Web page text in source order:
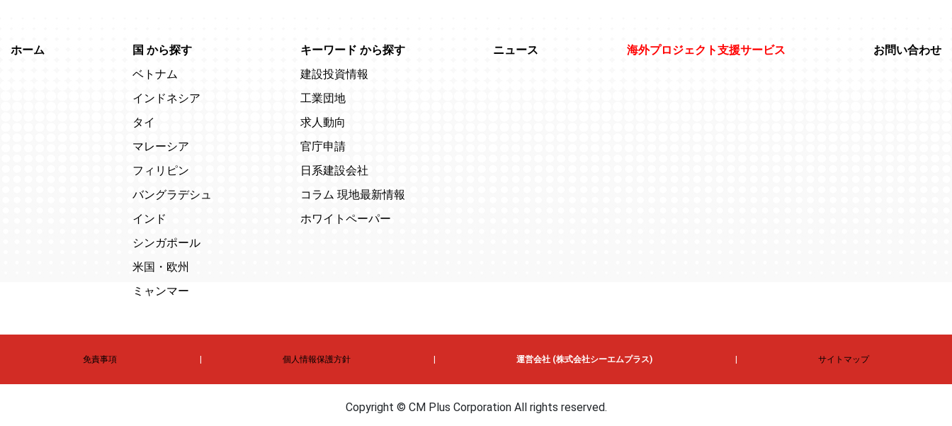
ホーム 国 から探す
ベトナム
インドネシア
タイ
マレーシア
フィリピン
バングラデシュ
インド
シンガポール
米国・欧州
ミャンマー
キーワード から探す
建設投資情報
工業団地
求人動向
官庁申請
日系建設会社
コラム 現地最新情報
ホワイトペーパー
ニュース 海外プロジェクト支援サービス お問い合わせ
免責事項 個人情報保護方針 運営会社 (株式会社シーエムプラス) サイトマップ
Copyright © CM Plus Corporation All rights reserved.